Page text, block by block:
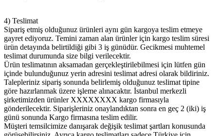
4) Teslimat
Sipariş etmiş olduğunuz ürünleri aynı gün kargoya teslim etmeye
gayret ediyoruz. Temini zaman alan ürünler için kargo teslim süresi
ürün detayında belirtildiği gibi 3 iş günüdür. Gecikmesi muhtemel
teslimat durumunda size bilgi verilecektir.
Ürün teslimatının aksamadan gerçekleştirilebilmesi için lütfen gün
içinde bulunduğunuz yerin adresini teslimat adresi olarak bildiriniz.
Talepleriniz sipariş sonunda belirlemiş olduğunuz teslimat tipine
göre hazırlanmak üzere işleme alınacaktır. İstanbul merkezli
şirketimizden ürünler XXXXXXXX kargo firmasıyla
gönderilecektir. Siparişleriniz onaylandıktan sonra en geç 2 (iki) iş
günü sonunda Kargo firmasına teslim edilir.
Müşteri temsilcimize danışarak değişik teslimat şartları konusunda